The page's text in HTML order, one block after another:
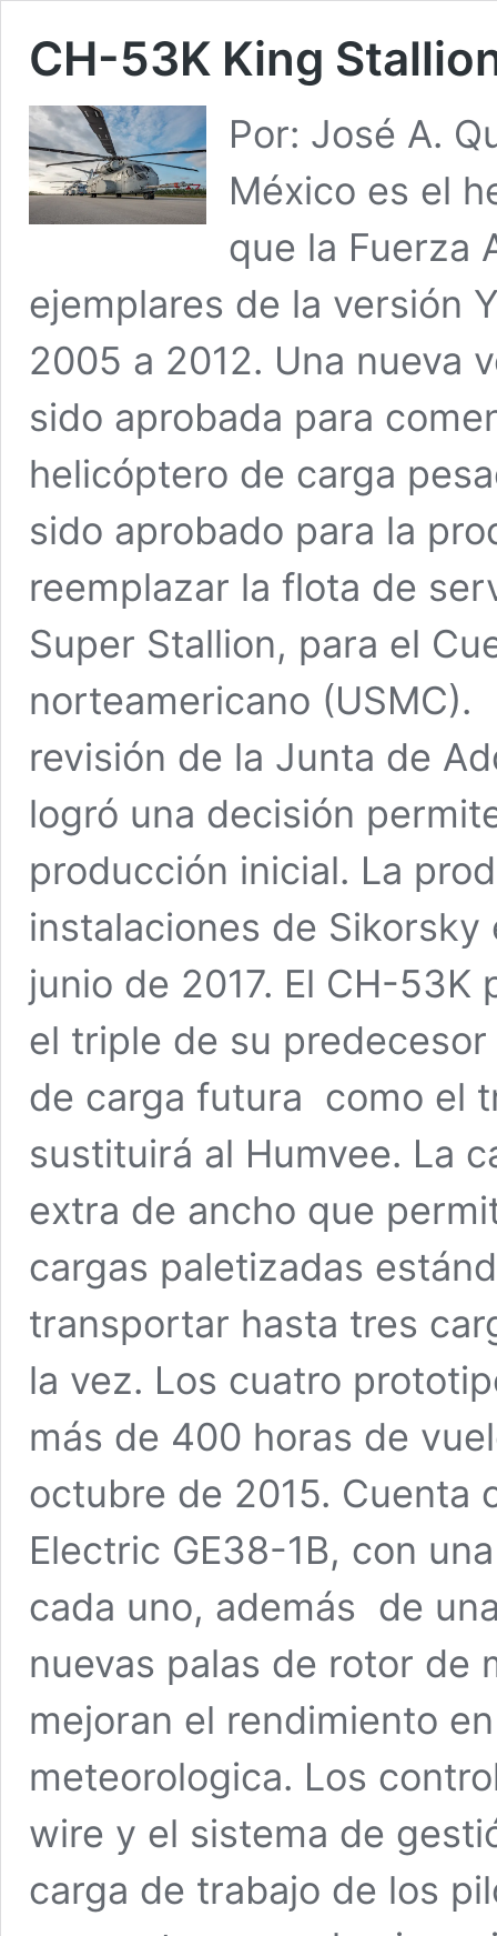
CH-53K King
Por: José A.
México es el
que la Fuerza
ejemplares de la versión
2005 a 2012. Una nueva
sido aprobada para
helicóptero de carga
sido aprobado para la
reemplazar la flota de
Super Stallion, para el
norteamericano (USMC).
revisión de la Junta de
logró una decisión
producción inicial. La
instalaciones de
junio de 2017. El CH-
el triple de su
de carga futura como el
sustituirá al Humvee. La
extra de ancho que
cargas paletizadas
transportar hasta tres
la vez. Los cuatro
más de 400 horas de
octubre de 2015. Cuenta
Electric GE38-1B, con
cada uno, además de
nuevas palas de rotor de
mejoran el rendimiento
meteorologica. Los
wire y el sistema de
carga de trabajo de los